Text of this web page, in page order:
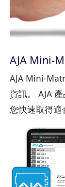
AJA Mini-
AJA Mini-
資訊。 AJA
您快速取得適